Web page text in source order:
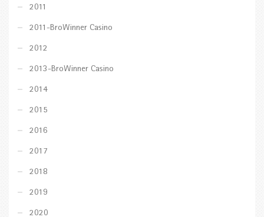
2011
2011-BroWinner Casino
2012
2013-BroWinner Casino
2014
2015
2016
2017
2018
2019
2020